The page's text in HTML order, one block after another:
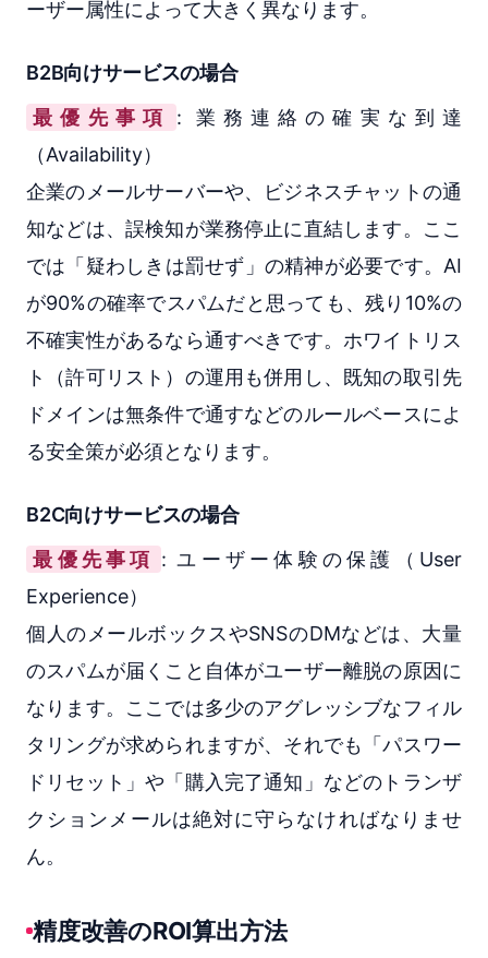
ーザー属性によって大きく異なります。
B2B向けサービスの場合
最優先事項
: 業務連絡の確実な到達
（Availability）
企業のメールサーバーや、ビジネスチャットの通
知などは、誤検知が業務停止に直結します。ここ
では「疑わしきは罰せず」の精神が必要です。AI
が90%の確率でスパムだと思っても、残り10%の
不確実性があるなら通すべきです。ホワイトリス
ト（許可リスト）の運用も併用し、既知の取引先
ドメインは無条件で通すなどのルールベースによ
る安全策が必須となります。
B2C向けサービスの場合
最優先事項 : ユーザー体験の保護（User
Experience）
個人のメールボックスやSNSのDMなどは、大量
のスパムが届くこと自体がユーザー離脱の原因に
なります。ここでは多少のアグレッシブなフィル
タリングが求められますが、それでも「パスワー
ドリセット」や「購入完了通知」などのトランザ
クションメールは絶対に守らなければなりませ
ん。
精度改善のROI算出方法